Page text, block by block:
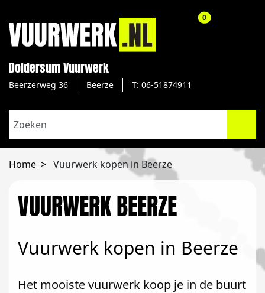
Doldersum Vuurwerk
Beerzerweg 36 Beerze T: 06-51874911
0aantal
Home Vuurwerk kopen in Beerze
VUURWERK BEERZE
Vuurwerk kopen in Beerze
Het mooiste vuurwerk koop je in de buurt